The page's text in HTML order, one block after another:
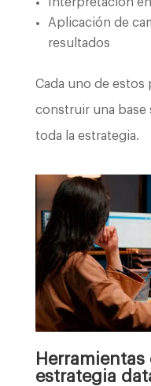
Interpretación
Aplicación de
resultados
Cada uno de
construir una base
toda la estrategia.
estrategia